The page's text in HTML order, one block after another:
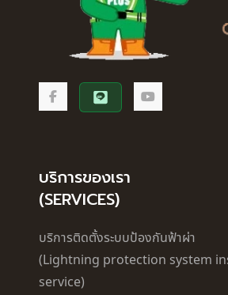
บริการของเรา
(SERVICES)
บริการติดตั้งระบบป้องกันฟ้าผ่า
(Lightning protection system
service)